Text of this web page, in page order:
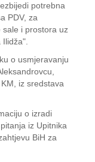
potrebna
PDV, za
sale i prostora uz
o usmjeravanju
iz sredstava
o izradi
iz Upitnika
BiH za